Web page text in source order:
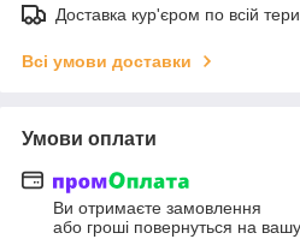
Доставка кур'єром по всій
Всі умови доставки
Умови оплати
Ви отримаєте замовлення
або гроші повернуться на